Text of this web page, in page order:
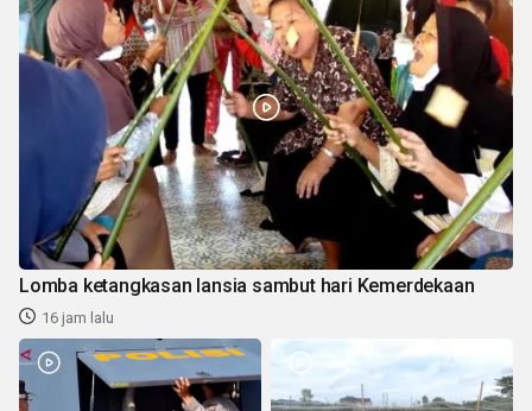
Lomba ketangkasan lansia sambut hari Kemerdekaan
16 jam lalu